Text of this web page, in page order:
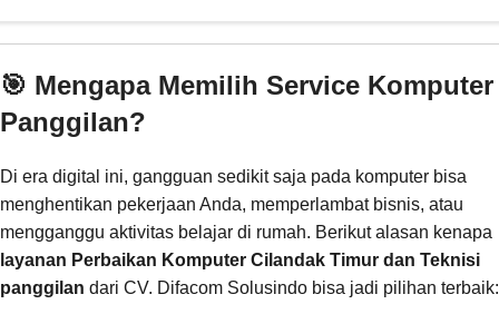
🎯 Mengapa Memilih Service Komputer
Panggilan?
Di era digital ini, gangguan sedikit saja pada komputer bisa
menghentikan pekerjaan Anda, memperlambat bisnis, atau
mengganggu aktivitas belajar di rumah. Berikut alasan kenapa
layanan Perbaikan Komputer Cilandak Timur dan Teknisi
panggilan dari CV. Difacom Solusindo bisa jadi pilihan terbaik: